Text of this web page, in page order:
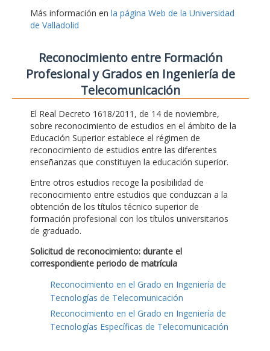
Más información en la página Web de la Universidad
de Valladolid
Reconocimiento entre Formación
Profesional y Grados en Ingeniería de
Telecomunicación
El Real Decreto 1618/2011, de 14 de noviembre,
sobre reconocimiento de estudios en el ámbito de la
Educación Superior establece el régimen de
reconocimiento de estudios entre las diferentes
enseñanzas que constituyen la educación superior.
Entre otros estudios recoge la posibilidad de
reconocimiento entre estudios que conduzcan a la
obtención de los títulos técnico superior de
formación profesional con los títulos universitarios
de graduado.
Solicitud de reconocimiento: durante el
correspondiente periodo de matrícula
Reconocimiento en el Grado en Ingeniería de
Tecnologías de Telecomunicación
Reconocimiento en el Grado en Ingeniería de
Tecnologías Específicas de Telecomunicación